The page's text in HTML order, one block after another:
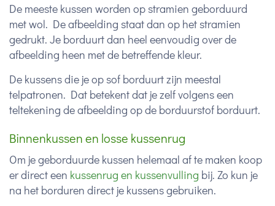
De meeste kussen worden op stramien geborduurd
met wol. De afbeelding staat dan op het stramien
gedrukt. Je borduurt dan heel eenvoudig over de
afbeelding heen met de betreffende kleur.
De kussens die je op sof borduurt zijn meestal
telpatronen. Dat betekent dat je zelf volgens een
teltekening de afbeelding op de borduurstof borduurt.
Binnenkussen en losse kussenrug
Om je geborduurde kussen helemaal af te maken koop
er direct een kussenrug en kussenvulling bij. Zo kun je
na het borduren direct je kussens gebruiken.